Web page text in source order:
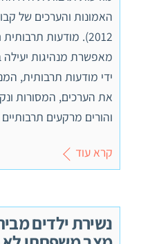
האמונות והערכים של
2012). מודעות
מאפשרת מנהיגות
ידי מודעות תרבותית,
את הערכים, המסורות
והורים מרקעים תרבותיים שונים
קרא עוד
נשירת ילדים